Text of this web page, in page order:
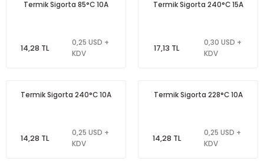
Termik Sigorta 85°C 10A
14,28 TL
0,25 USD +
KDV
Termik Sigorta 240°C 15A
17,13 TL
0,30 USD +
KDV
Termik Sigorta 240°C 10A
14,28 TL
0,25 USD +
KDV
Termik Sigorta 228°C 10A
14,28 TL
0,25 USD +
KDV